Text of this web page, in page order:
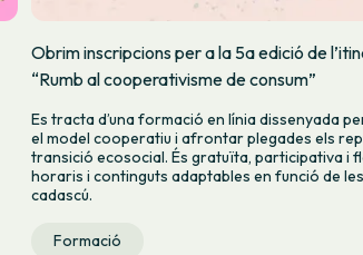
Obrim inscripcions per a la 5a edició de
“Rumb al cooperativisme de consum”
Es tracta d’una formació en línia dissenyada
el model cooperatiu i afrontar plegades els
transició ecosocial. És gratuïta, participativa i
horaris i continguts adaptables en funció de
cadascú.
Formació